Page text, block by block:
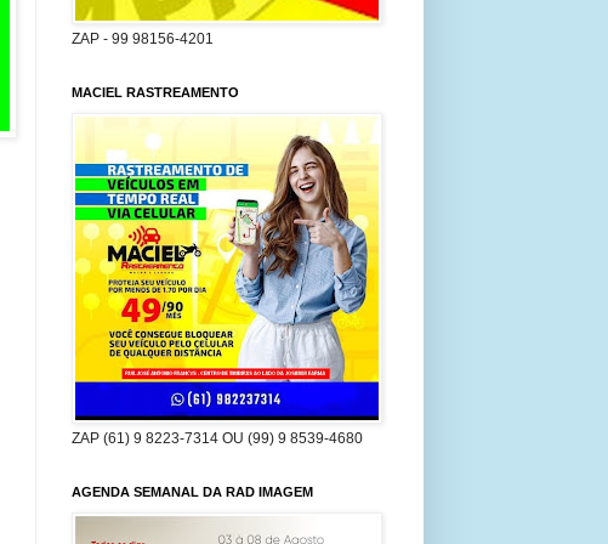
ZAP - 99 98156-4201
MACIEL RASTREAMENTO
ZAP (61) 9 8223-7314 OU (99) 9 8539-4680
AGENDA SEMANAL DA RAD IMAGEM